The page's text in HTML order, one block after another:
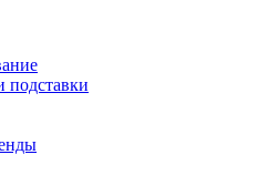
подставки